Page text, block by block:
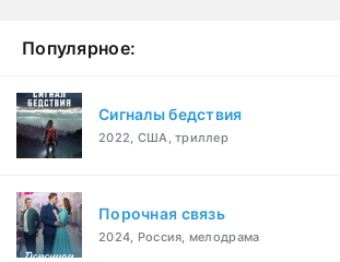
Популярное:
Сигналы бедствия
2022, США, триллер
Порочная связь
2024, Россия, мелодрама